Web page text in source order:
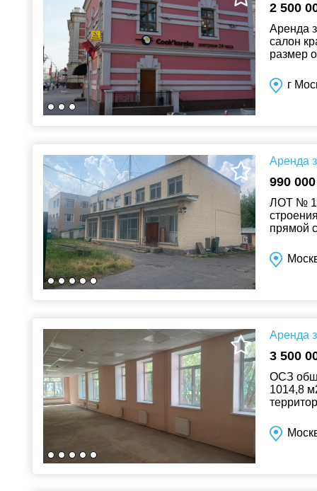
2 500
Аренда
салон
размер
г
Аренда
990
ЛОТ №
прямой
Аренда
3 500
ОСЗ
1014,8